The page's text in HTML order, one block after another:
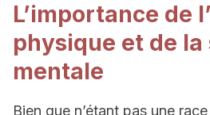
L’importance de
physique et de
mentale
Bien que n’étant pas une